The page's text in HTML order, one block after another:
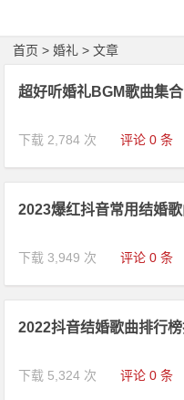
首页 > 婚礼 > 文章
超好听婚礼BGM歌曲集合
下载 2,784 次 评论 0 条
2023爆红抖音常用结婚
下载 3,949 次 评论 0 条
2022抖音结婚歌曲排行
下载 5,324 次 评论 0 条